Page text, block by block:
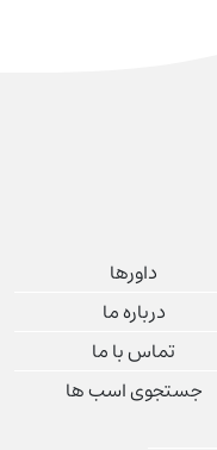
داورها
درباره ما
تماس با ما
جستجوی اسب ها